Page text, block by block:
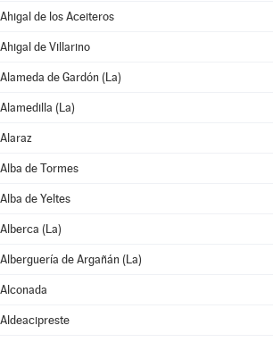
Ahigal de los Aceiteros
Ahigal de Villarino
Alameda de Gardón (La)
Alamedilla (La)
Alaraz
Alba de Tormes
Alba de Yeltes
Alberca (La)
Alberguería de Argañán (La)
Alconada
Aldeacipreste